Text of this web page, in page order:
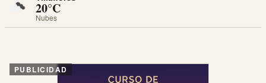
20°C
Nubes
PUBLICIDAD